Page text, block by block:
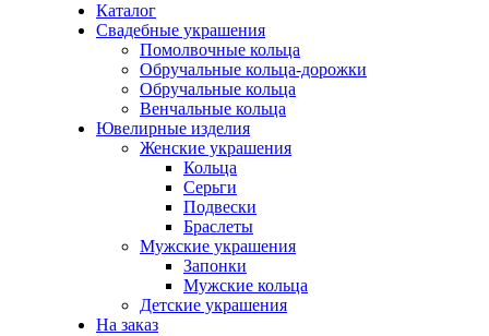
Каталог
Свадебные украшения
Помолвочные кольца
Обручальные кольца-дорожки
Обручальные кольца
Венчальные кольца
Ювелирные изделия
Женские украшения
Кольца
Серьги
Подвески
Браслеты
Мужские украшения
Запонки
Мужские кольца
Детские украшения
На заказ